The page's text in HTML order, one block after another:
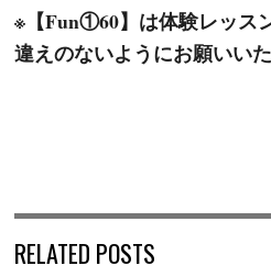
※【Fun①60】は体験レッス
違えのないようにお願いいた
RELATED POSTS